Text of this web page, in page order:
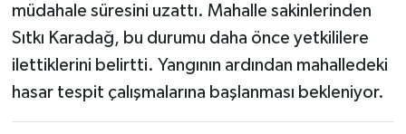
müdahale süresini uzattı. Mahalle sakinlerinden
Sıtkı Karadağ, bu durumu daha önce yetkililere
ilettiklerini belirtti. Yangının ardından mahalledeki
hasar tespit çalışmalarına başlanması bekleniyor.